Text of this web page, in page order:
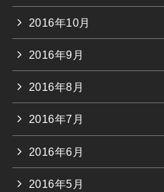
2016年10月
2016年9月
2016年8月
2016年7月
2016年6月
2016年5月